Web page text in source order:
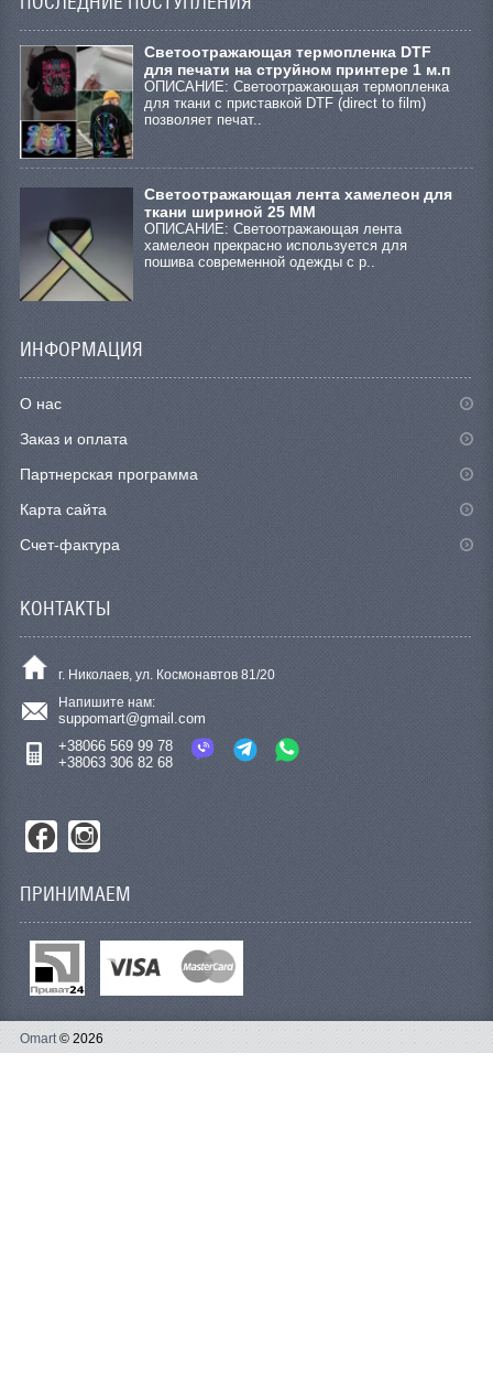
Cветоотражающая термопленка DTF
для печати на струйном принтере 1 м.п
ОПИСАНИЕ: Светоотражающая термопленка
для ткани с приставкой DTF (direct to film)
позволяет печат..
Светоотражающая лента хамелеон для
ткани шириной 25 ММ
ОПИСАНИЕ: Светоотражающая лента
хамелеон прекрасно используется для
пошива современной одежды с р..
ИНФОРМАЦИЯ
О нас
Заказ и оплата
Партнерская программа
Карта сайта
Счет-фактура
КОНТАКТЫ
г. Николаев, ул. Космонавтов 81/20
Напишите нам:
suppomart@gmail.com
+38066 569 99 78
+38063 306 82 68
ПРИНИМАЕМ
Omart© 2026